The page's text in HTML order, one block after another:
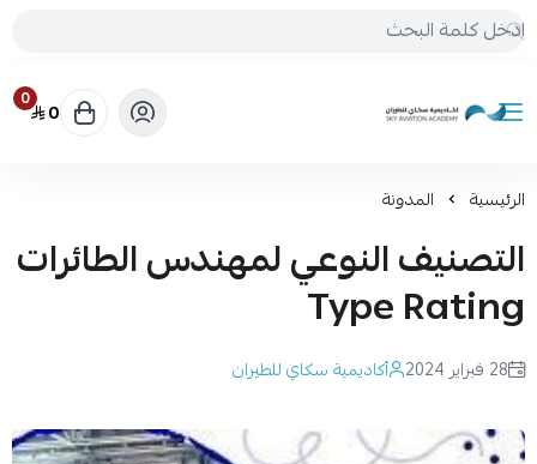
أكاديمية سكاي للطيران
0 0
الرئيسية المدونة
التصنيف النوعي لمهندس الطائرات
Type Rating
28 فبراير 2024 أكاديمية سكاي للطيران